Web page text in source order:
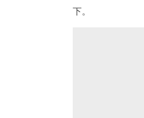
下。